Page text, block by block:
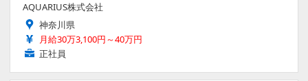
AQUARIUS株式会社
神奈川県
月給30万3,100円～40万円
正社員